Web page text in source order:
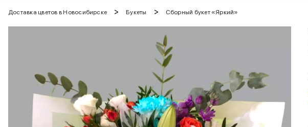
Доставка цветов в Новосибирске > Букеты > Сборный букет «Яркий»